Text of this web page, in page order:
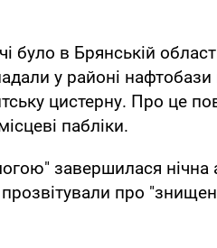
було в Брянській
у районі
цистерну. Про це
пабліки.
завершилася нічна
про